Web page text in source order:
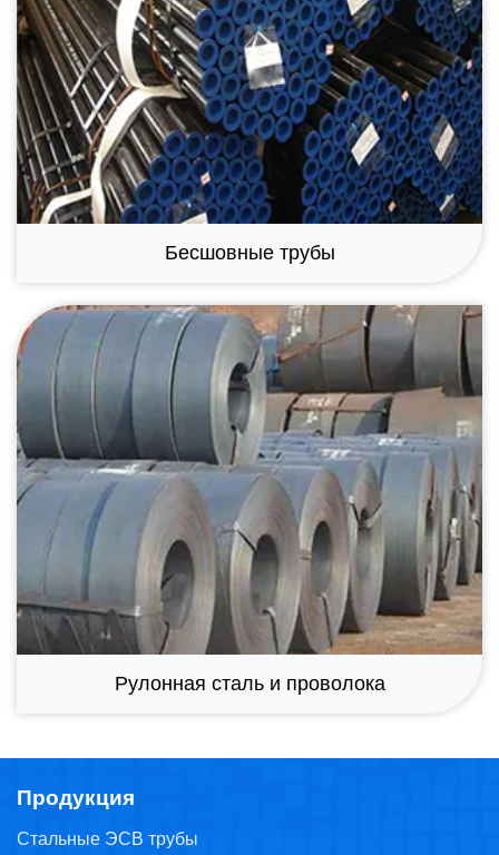
Бесшовные трубы
Рулонная сталь и проволока
Продукция
Стальные ЭСВ трубы